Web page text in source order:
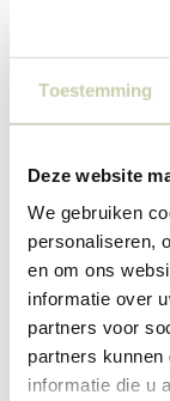
Toestemming
Deze website
We gebruiken
personaliseren,
en om ons
informatie over
partners voor
partners
informatie die u